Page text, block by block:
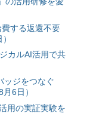
する返還不要
カルAI活用で共
ッジをつなぐ
6日）
用の実証実験を